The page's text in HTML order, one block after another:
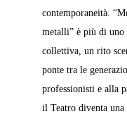
contemporaneità.
metalli” è più di uno
collettiva, un rito
ponte tra le
professionisti e alla
il Teatro diventa